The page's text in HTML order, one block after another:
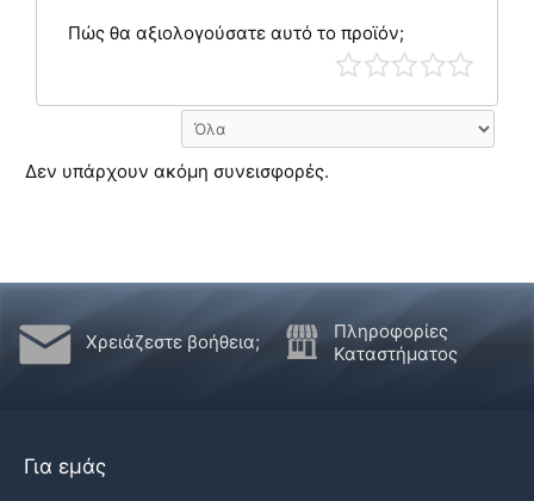
Πώς θα αξιολογούσατε αυτό το προϊόν;
Δεν υπάρχουν ακόμη συνεισφορές.
Χρειάζεστε βοήθεια;
Πληροφορίες
Καταστήματος
Για εμάς